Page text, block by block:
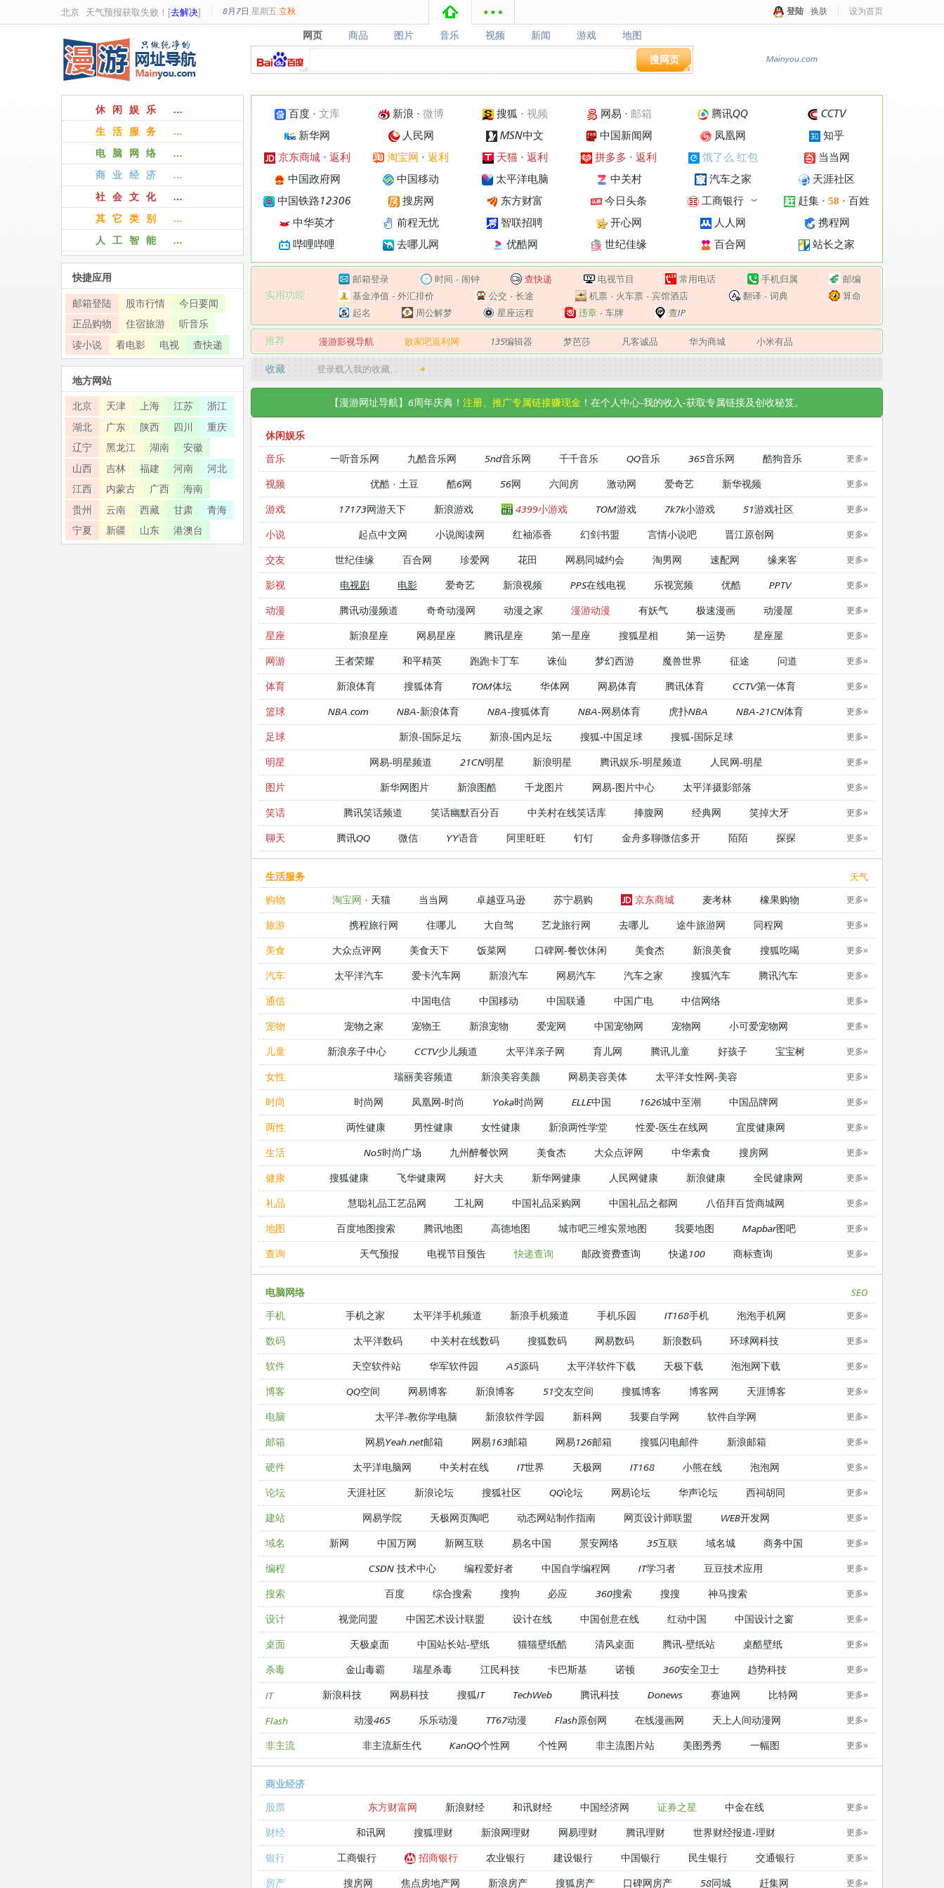
北京 天气预报获取失败！[去解决] 8月7日 星期五 立秋 登陆 换肤 设为首页
网页
网页 商品
商品 图片
图片 音乐
音乐 视频
视频 新闻
新闻 游戏
游戏 地图
地图
搜网页 Mainyou.com
百度· 文库 新浪 · 微博 搜狐 · 视频 网易 · 邮箱 腾讯QQ
CCTV
新华网
人民网 MSN中文 中国新闻网 凤凰网
知乎
京东商城· 返利 淘宝网 · 返利 天猫· 返利 拼多多 · 返利 饿了么 红包
当当网
中国政府网
中国移动 太平洋电脑 中关村 汽车之家
天涯社区
中国铁路12306
搜房网 东方财富 今日头条 工商银行 ︾ 赶集 · 58 · 百姓
中华英才
前程无忧 智联招聘 开心网 人人网
携程网
哔哩哔哩
去哪儿网 优酷网 世纪佳缘 百合网 站长之家
实用功能
邮箱登录 时间· 闹钟 查快递 电视节目 常用电话 手机归属
邮编
基金净值 · 外汇排价 公交 ·长途 机票· 火车票· 宾馆酒店 翻译· 词典
算命
起名
周公解梦 星座运程 违章 · 车牌 查IP
推荐 漫游影视导航 败家吧返利网 135编辑器 梦芭莎 凡客诚品 华为商城 小米有品
收藏 登录载入我的收藏… +
【漫游网址导航】6周年庆典！ 注册、推广专属链接赚现金 ！在个人中心-我的收入-获取专属链接及创收秘笈。
休闲娱乐
音乐
一听音乐网 九酷音乐网 5nd音乐网 千千音乐 QQ音乐 365音乐网 酷狗音乐 更多»
视频 优酷 · 土豆 酷6网 56网 六间房 激动网 爱奇艺 新华视频 更多»
游戏 17173网游天下 新浪游戏 4399小游戏 TOM游戏 7k7k小游戏 51游戏社区 更多»
小说 起点中文网 小说阅读网 红袖添香 幻剑书盟 言情小说吧 晋江原创网 更多»
交友 世纪佳缘 百合网 珍爱网 花田 网易同城约会 淘男网 速配网 缘来客 更多»
影视 电视剧 电影 爱奇艺 新浪视频 PPS在线电视 乐视宽频 优酷 PPTV 更多»
动漫 腾讯动漫频道 奇奇动漫网 动漫之家 漫游动漫 有妖气 极速漫画 动漫屋 更多»
星座 新浪星座 网易星座 腾讯星座 第一星座 搜狐星相 第一运势 星座屋 更多»
网游 王者荣耀 和平精英 跑跑卡丁车 诛仙 梦幻西游 魔兽世界 征途 问道 更多»
体育 新浪体育 搜狐体育 TOM体坛 华体网 网易体育 腾讯体育 CCTV第一体育 更多»
篮球 NBA.com NBA-新浪体育 NBA-搜狐体育 NBA-网易体育 虎扑NBA NBA-21CN体育 更多»
足球 新浪-国际足坛 新浪-国内足坛 搜狐-中国足球 搜狐-国际足球 更多»
明星 网易-明星频道 21CN明星 新浪明星 腾讯娱乐-明星频道 人民网-明星 更多»
图片 新华网图片 新浪图酷 千龙图片 网易-图片中心 太平洋摄影部落 更多»
笑话 腾讯笑话频道 笑话幽默百分百 中关村在线笑话库 捧腹网 经典网 笑掉大牙 更多»
聊天 腾讯QQ 微信 YY语音 阿里旺旺 钉钉 金舟多聊微信多开 陌陌 探探 更多»
天气
生活服务
购物
淘宝网 · 天猫 当当网 卓越亚马逊 苏宁易购 京东商城 麦考林 橡果购物 更多»
旅游 携程旅行网 住哪儿 大自驾 艺龙旅行网 去哪儿 途牛旅游网 同程网 更多»
美食 大众点评网 美食天下 饭菜网 口碑网-餐饮休闲 美食杰 新浪美食 搜狐吃喝 更多»
汽车 太平洋汽车 爱卡汽车网 新浪汽车 网易汽车 汽车之家 搜狐汽车 腾讯汽车 更多»
通信 中国电信 中国移动 中国联通 中国广电 中信网络 更多»
宠物 宠物之家 宠物王 新浪宠物 爱宠网 中国宠物网 宠物网 ​小可爱宠物网 更多»
儿童 新浪亲子中心 CCTV少儿频道 太平洋亲子网 育儿网 腾讯儿童 好孩子 宝宝树 更多»
女性 瑞丽美容频道 新浪美容美颜 网易美容美体 太平洋女性网-美容 更多»
时尚 时尚网 凤凰网-时尚 Yoka时尚网 ELLE中国 1626城中至潮 中国品牌网 更多»
两性 两性健康 男性健康 女性健康 新浪两性学堂 性爱-医生在线网 宜度健康网 更多»
生活 No5时尚广场 九州醉餐饮网 美食杰 大众点评网 中华素食 搜房网 更多»
健康 搜狐健康 飞华健康网 好大夫 新华网健康 人民网健康 新浪健康 全民健康网 更多»
礼品 慧聪礼品工艺品网 工礼网 中国礼品采购网 中国礼品之都网 八佰拜百货商城网 更多»
地图 百度地图搜索 腾讯地图 高德地图 城市吧三维实景地图 我要地图 Mapbar图吧 更多»
查询 天气预报 电视节目预告 快递查询 邮政资费查询 快递100 商标查询 更多»
SEO
电脑网络
手机
手机之家 太平洋手机频道 新浪手机频道 手机乐园 IT168手机 泡泡手机网 更多»
数码 太平洋数码 中关村在线数码 搜狐数码 网易数码 新浪数码 环球网科技 更多»
软件 天空软件站 华军软件园 A5源码 太平洋软件下载 天极下载 泡泡网下载 更多»
博客 QQ空间 网易博客 新浪博客 51交友空间 搜狐博客 博客网 天涯博客 更多»
电脑 太平洋-教你学电脑 新浪软件学园 新科网 我要自学网 软件自学网 更多»
邮箱 网易Yeah.net邮箱 网易163邮箱 网易126邮箱 搜狐闪电邮件 新浪邮箱 更多»
硬件 太平洋电脑网 中关村在线 IT世界 天极网 IT168 小熊在线 泡泡网 更多»
论坛 天涯社区 新浪论坛 搜狐社区 QQ论坛 网易论坛 华声论坛 西祠胡同 更多»
建站 网易学院 天极网页陶吧 动态网站制作指南 网页设计师联盟 WEB开发网 更多»
域名 新网 中国万网 新网互联 易名中国 景安网络 35互联 域名城 商务中国 更多»
编程 CSDN 技术中心 编程爱好者 中国自学编程网 IT学习者 豆豆技术应用 更多»
搜索 百度 综合搜索 搜狗 必应 360搜索 搜搜 神马搜索 更多»
设计 视觉同盟 中国艺术设计联盟 设计在线 中国创意在线 红动中国 中国设计之窗 更多»
桌面 天极桌面 中国站长站-壁纸 猫猫壁纸酷 清风桌面 腾讯-壁纸站 桌酷壁纸 更多»
杀毒 金山毒霸 瑞星杀毒 江民科技 卡巴斯基 诺顿 360安全卫士 趋势科技 更多»
IT 新浪科技 网易科技 搜狐IT TechWeb 腾讯科技 Donews 赛迪网 比特网 更多»
Flash 动漫465 乐乐动漫 TT67动漫 Flash原创网 在线漫画网 天上人间动漫网 更多»
非主流 非主流新生代 KanQQ个性网 个性网 非主流图片站 美图秀秀 一幅图 更多»
商业经济
股票
东方财富网 新浪财经 和讯财经 中国经济网 证券之星 中金在线 更多»
财经 和讯网 搜狐理财 新浪网理财 网易理财 腾讯理财 世界财经报道-理财 更多»
银行 工商银行 招商银行 农业银行 建设银行 中国银行 民生银行 交通银行 更多»
房产 搜房网 焦点房地产网 新浪房产 搜狐房产 口碑网房产 58同城 赶集网 更多»
休闲娱乐 …
生活服务 …
电脑网络 …
商业经济 …
社会文化 …
其它类别 …
人工智能 …
快捷应用
邮箱登陆 股市行情
今日要闻
正品购物
住宿旅游
听音乐
读小说
看电影 电视 查快递
地方网站
北京 天津 上海 江苏
浙江
湖北
广东 陕西 四川
重庆
辽宁
黑龙江 湖南
安徽
山西
吉林 福建 河南
河北
江西
内蒙古 广西
海南
贵州
云南 西藏 甘肃
青海
宁夏
新疆 山东 港澳台